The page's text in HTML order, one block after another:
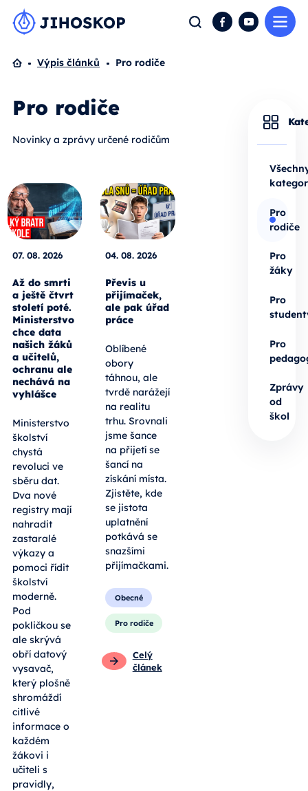
Hledat FacebookYouTube
Domů
Výpis článků Pro rodiče
Pro rodiče
Novinky a zprávy určené rodičům
07. 08. 2026
Až do smrti
a ještě čtvrt
století poté.
Ministerstvo
chce data
našich žáků
a učitelů,
ochranu ale
nechává na
vyhlášce
Ministerstvo
školství
chystá
revoluci ve
sběru dat.
Dva nové
registry mají
nahradit
zastaralé
výkazy a
pomoci řídit
školství
moderně.
Pod
pokličkou se
ale skrývá
obří datový
vysavač,
který plošně
shromáždí
citlivé
informace o
každém
žákovi i
učiteli s
pravidly,
04. 08. 2026
Převis u
přijímaček,
ale pak úřad
práce
Oblíbené
obory
táhnou, ale
tvrdě narážejí
na realitu
trhu. Srovnali
jsme šance
na přijetí se
šancí na
získání místa.
Zjistěte, kde
se jistota
uplatnění
potkává se
snazšími
přijímačkami.
Obecné
Pro rodiče
Celý
článek
Pro
rodiče
Pro
žáky
Pro
Pro
Zprávy
od
škol